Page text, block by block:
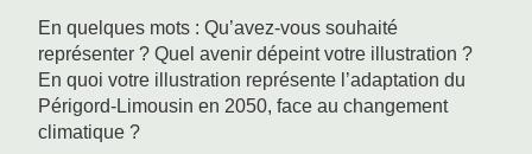
En quelques mots : Qu’avez-vous souhaité
représenter ? Quel avenir dépeint votre illustration ?
En quoi votre illustration représente l’adaptation du
Périgord-Limousin en 2050, face au changement
climatique ?